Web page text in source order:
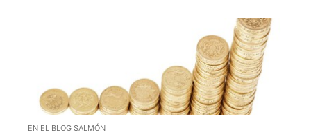
EN EL BLOG SALMÓN